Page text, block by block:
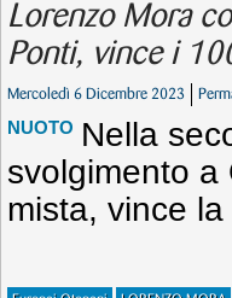
Lorenzo Mora
Ponti, vince i
Mercoledì 6 Dicembre 2023
NUOTO Nella
svolgimento a
mista, vince la